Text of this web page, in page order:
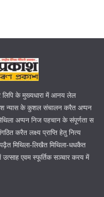
लिपि के मुख्यधारा में आनय लेल
न्यास के कुशल संचालन करैत अप्पन
अप्पन निज पहचान के संपूर्णता स
करैत लक्ष्य प्राप्ति हेतु नित्य
मिथिला-लिखैत मिथिला-धधकैत
एवम स्फूर्तिक सञ्चार करय में